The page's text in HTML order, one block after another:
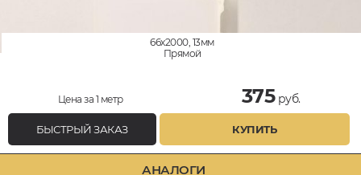
66x2000, 13мм
Прямой
Цена за 1 метр 375руб.
БЫСТРЫЙ ЗАКАЗ КУПИТЬ
АНАЛОГИ